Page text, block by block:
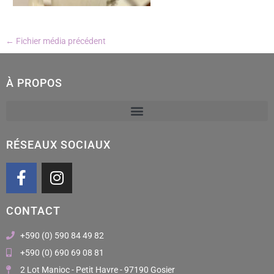
← Fichier média précédent
À PROPOS
RÉSEAUX SOCIAUX
F
a
e
b
o
o
I
n
t
a
g
r
CONTACT
+590 (0) 590 84 49 82
+590 (0) 690 69 08 81
2 Lot Manioc - Petit Havre - 97190 Gosier